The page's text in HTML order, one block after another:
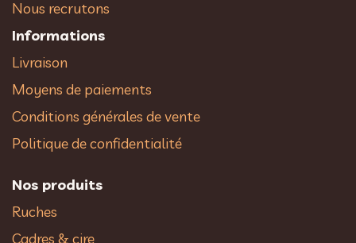
Nous recrutons
Informations
Livraison
Moyens de paiements
Conditions générales de vente
Politique de confidentialité
Nos produits
Ruches
Cadres & cire